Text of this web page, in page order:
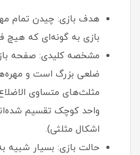
هدف بازی: چیدن تمام
بازی به گونه‌ای که هیچ
مشخصه کلیدی: صفحه
ضلعی بزرگ است و
مثلث‌های متساوی
واحد کوچک تقسیم
اشکال مثلثی).
حالت بازی: بسیار شبیه